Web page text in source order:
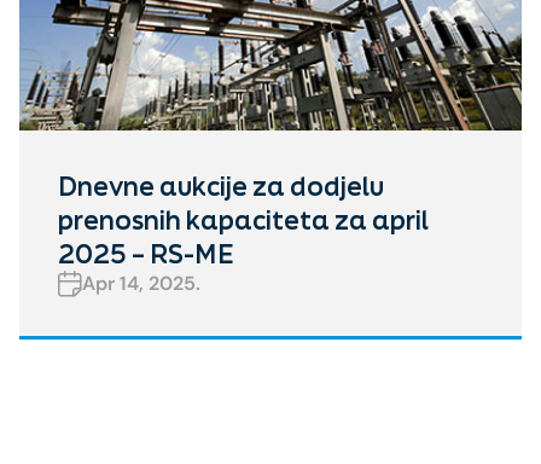
Dnevne aukcije za dodjelu
prenosnih kapaciteta za april
2025 – RS-ME
Apr 14, 2025.